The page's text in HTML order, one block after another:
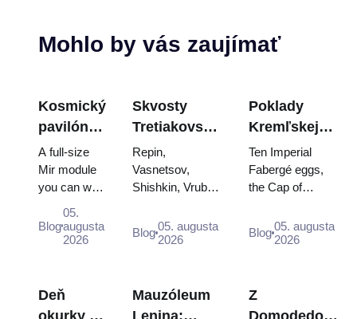
Mohlo by vás zaujímať
Kosmický
pavilón
na
VDNKh:
Najväčšia
vesmírna
výstava v
A full-size
Mir module
you can walk
Energia–
Buran
descent
capsules
Blog
05.
augusta
2026
Skvosty
Tretiakovskej
galérie:
Obrazy, ktoré
stoja za
Repin,
Vasnetsov,
Shishkin, Vrubel,
Surikov — the
works that stop
why booking
the...
Blog05. augusta
2026
Poklady
Kremľskej
zbrojnice:
Fabergého
vajcia, tróny
korunovačné
Ten Imperial
Fabergé eggs,
the Cap of
double throne of
two boy tsars
of Catherine...
Blog05. augusta
2026
Deň
okurky v
Mauzóleum
Lenina:
Z
Domodedova